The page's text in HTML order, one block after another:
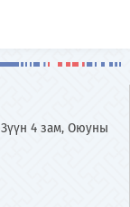
Зүүн 4 зам, Оюуны